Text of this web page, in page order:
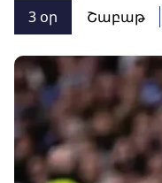
3 օր Շաբաթ